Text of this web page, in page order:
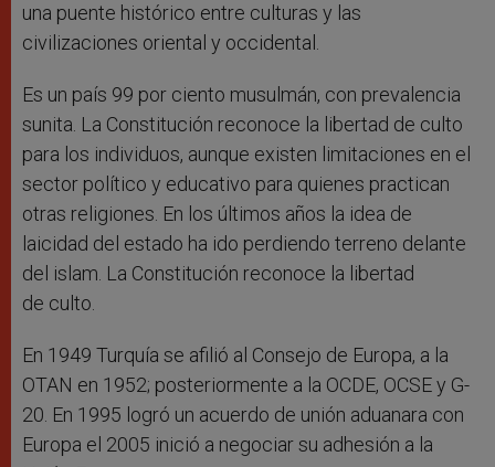
una puente histórico entre culturas y las
civilizaciones oriental y occidental.
Es un país 99 por ciento musulmán, con prevalencia
sunita. La Constitución reconoce la libertad de culto
para los individuos, aunque existen limitaciones en el
sector político y educativo para quienes practican
otras religiones. En los últimos años la idea de
laicidad del estado ha ido perdiendo terreno delante
del islam. La Constitución reconoce la libertad
de culto.
En 1949 Turquía se afilió al Consejo de Europa, a la
OTAN en 1952; posteriormente a la OCDE, OCSE y G-
20. En 1995 logró un acuerdo de unión aduanara con
Europa el 2005 inició a negociar su adhesión a la